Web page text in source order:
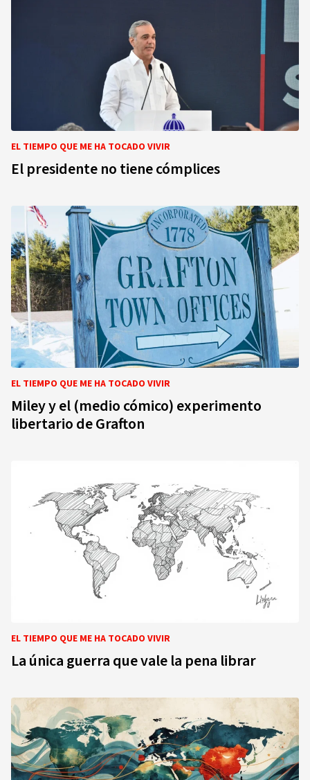
EL TIEMPO QUE ME HA TOCADO VIVIR
El presidente no tiene cómplices
EL TIEMPO QUE ME HA TOCADO VIVIR
Miley y el (medio cómico) experimento
libertario de Grafton
EL TIEMPO QUE ME HA TOCADO VIVIR
La única guerra que vale la pena librar